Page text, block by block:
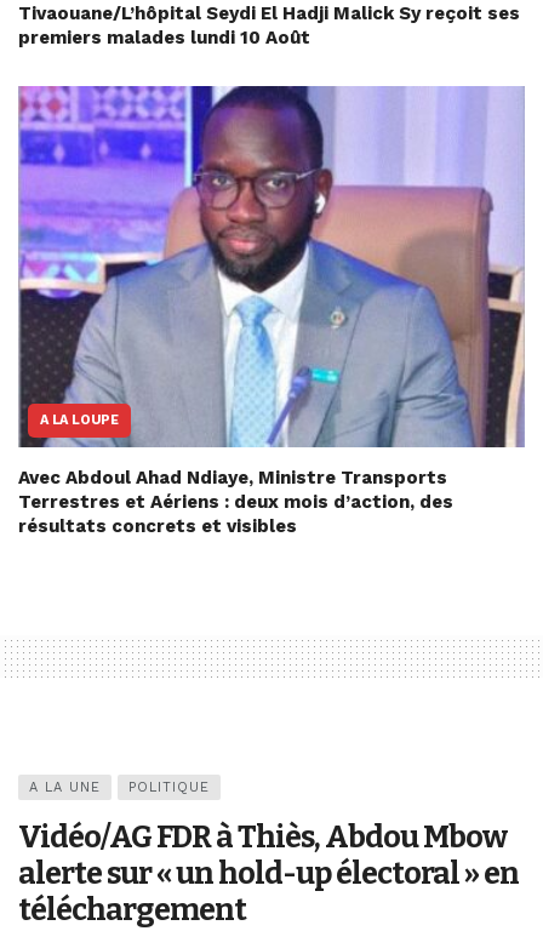
Tivaouane/L’hôpital Seydi El Hadji Malick Sy reçoit ses
premiers malades lundi 10 Août
A LA LOUPE
Avec Abdoul Ahad Ndiaye, Ministre Transports
Terrestres et Aériens : deux mois d’action, des
résultats concrets et visibles
A LA UNE POLITIQUE
Vidéo/AG FDR à Thiès, Abdou Mbow
alerte sur « un hold-up électoral » en
téléchargement